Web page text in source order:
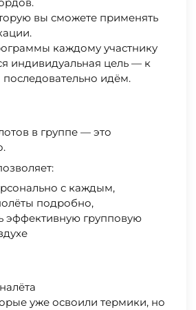
вы сможете применять
каждому участнику
индивидуальная цель — к
идём.
в группе — это
с каждым,
подробно,
эффективную групповую
уже освоили термики, но